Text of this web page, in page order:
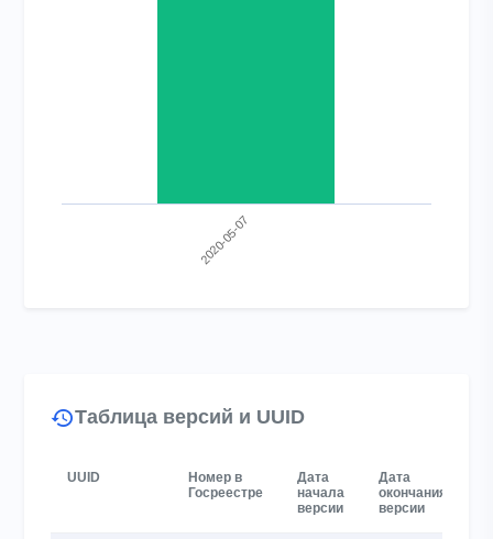
2020-05-07
Таблица версий и UUID
UUID
Номер в
Госреестре
Дата
начала
версии
Дата
окончания
версии